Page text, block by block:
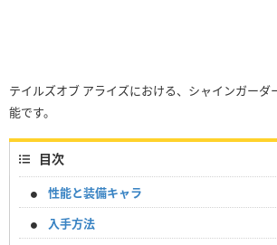
テイルズオブ アライズにおける、シャインガーダ
能です。
目次
性能と装備キャラ
入手方法